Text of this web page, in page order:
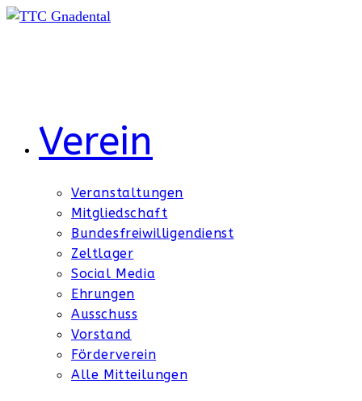
Zum
Verein
Veranstaltungen
Mitgliedschaft
Bundesfreiwilligendienst
Zeltlager
Social Media
Ehrungen
Ausschuss
Vorstand
Förderverein
Alle Mitteilungen